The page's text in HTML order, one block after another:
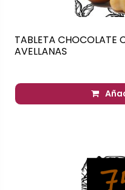
TABLETA CHOCOLATE
AVELLANAS